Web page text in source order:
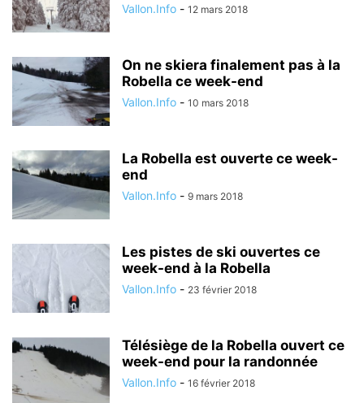
Vallon.Info - 12 mars 2018
On ne skiera finalement pas à la
Robella ce week-end
Vallon.Info - 10 mars 2018
La Robella est ouverte ce week-
end
Vallon.Info - 9 mars 2018
Les pistes de ski ouvertes ce
week-end à la Robella
Vallon.Info - 23 février 2018
Télésiège de la Robella ouvert ce
week-end pour la randonnée
Vallon.Info - 16 février 2018